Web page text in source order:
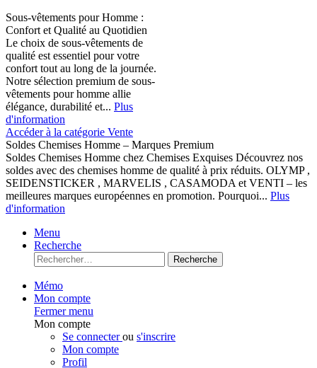
Sous-vêtements pour Homme :
Confort et Qualité au Quotidien
Le choix de sous-vêtements de
qualité est essentiel pour votre
confort tout au long de la journée.
Notre sélection premium de sous-
vêtements pour homme allie
élégance, durabilité et... Plus
d'information
Accéder à la catégorie Vente
Soldes Chemises Homme – Marques Premium
Soldes Chemises Homme chez Chemises Exquises Découvrez nos
soldes avec des chemises homme de qualité à prix réduits. OLYMP ,
SEIDENSTICKER , MARVELIS , CASAMODA et VENTI – les
meilleures marques européennes en promotion. Pourquoi... Plus
d'information
Menu
Recherche
Recherche
Mémo
Mon compte
Fermer menu
Mon compte
Se connecterou s'inscrire
Mon compte
Profil